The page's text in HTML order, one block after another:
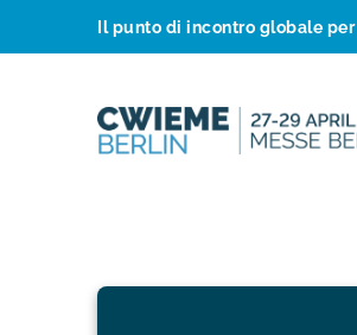
Il punto di incontro globale